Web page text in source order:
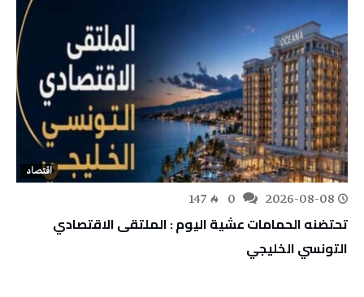
اقتصاد
2026-08-08
147
تحتضنه الحمامات عشية اليوم : الملتقى الاقتصادي
التونسي الخليجي